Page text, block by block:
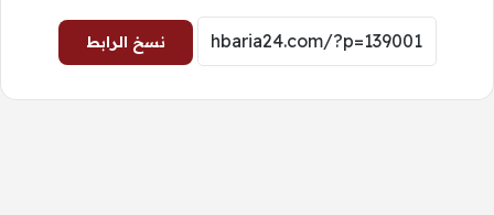
نسخ الرابط